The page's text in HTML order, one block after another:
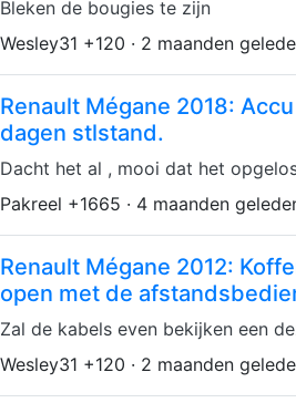
Bleken de bougies te zijn
Wesley31 +120 · 2 maanden
Renault Mégane 2018:
dagen stlstand.
Dacht het al , mooi dat het
Pakreel +1665 · 4 maanden
Renault Mégane 2012:
open met de
Zal de kabels even bekijken een
Wesley31 +120 · 2 maanden